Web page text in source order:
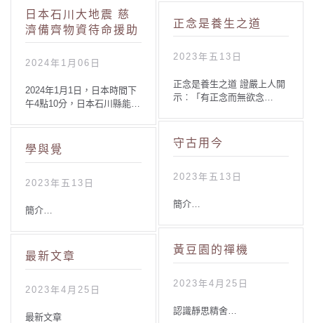
日本石川大地震 慈
濟備齊物資待命援助
2024年1月06日
2024年1月1日，日本時間下
午4點10分，日本石川縣能…
正念是養生之道
2023年五13日
正念是養生之道 證嚴上人開
示︰「有正念而無欲念…
學與覺
2023年五13日
簡介…
守古用今
2023年五13日
簡介…
最新文章
2023年4月25日
最新文章
黃豆園的禪機
2023年4月25日
認識靜思精舍…